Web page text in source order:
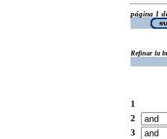
página 1
Refinar la
1
2
3